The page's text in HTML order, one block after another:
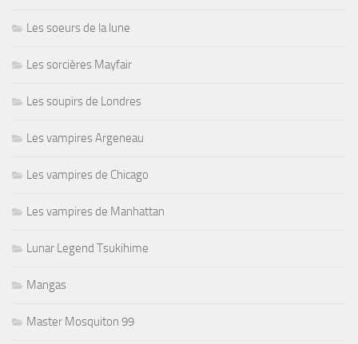
Les soeurs de la lune
Les sorcières Mayfair
Les soupirs de Londres
Les vampires Argeneau
Les vampires de Chicago
Les vampires de Manhattan
Lunar Legend Tsukihime
Mangas
Master Mosquiton 99